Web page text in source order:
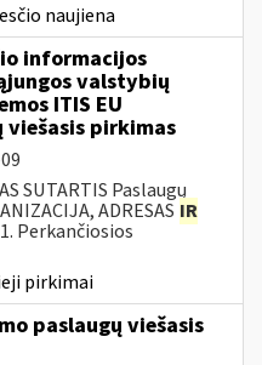
naujiena
informacijos
valstybių
ITIS EU
pirkimas
SUTARTIS Paslaugų
ADRESAS IR
Perkančiosios
pirkimai
paslaugų viešasis